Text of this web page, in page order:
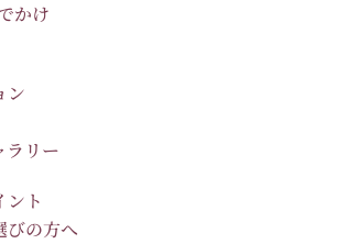
かけ
ン
ラリー
ント
びの方へ